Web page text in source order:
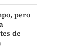
pero
de